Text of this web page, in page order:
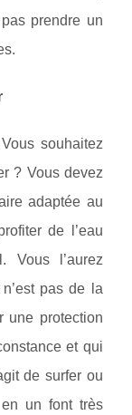
prendre un
souhaitez
? Vous devez
adaptée au
de l’eau
Vous l’aurez
pas de la
une protection
et qui
de surfer ou
un font très